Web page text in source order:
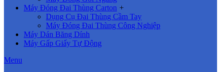
Máy Đóng Đai Thùng Carton +
Dụng Cụ Đai Thùng Cầm Tay
Máy Đóng Đai Thùng Công Nghiệp
Máy Dán Băng Dính
Máy Gấp Giấy Tự Động
Menu